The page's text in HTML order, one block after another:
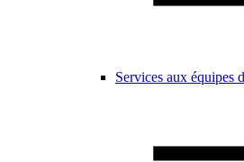
Services aux équipes